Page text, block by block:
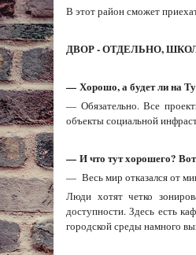
В этот район сможет
ДВОР - ОТДЕЛЬНО,
— Хорошо, а будет ли на
— Обязательно. Все
объекты социальной
— И что тут хорошего?
— Весь мир отказался от
Люди хотят четко
доступности. Здесь есть
городской среды намного